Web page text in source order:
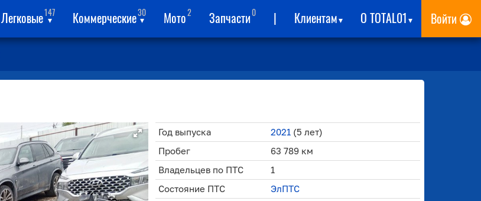
Легковые147
▾ Коммерческие30
▾ Мото2 Запчасти0 | Клиентам▾ О TOTAL01▾ Войти
Год выпуска 2021 (5 лет)
Пробег
63 789 км
Владельцев по ПТС
1
Состояние ПТС
ЭлПТС